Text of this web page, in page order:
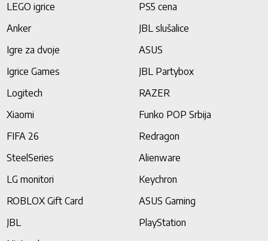
LEGO igrice
PS5 cena
Anker
JBL slušalice
Igre za dvoje
ASUS
Igrice Games
JBL Partybox
Logitech
RAZER
Xiaomi
Funko POP Srbija
FIFA 26
Redragon
SteelSeries
Alienware
LG monitori
Keychron
ROBLOX Gift Card
ASUS Gaming
JBL
PlayStation